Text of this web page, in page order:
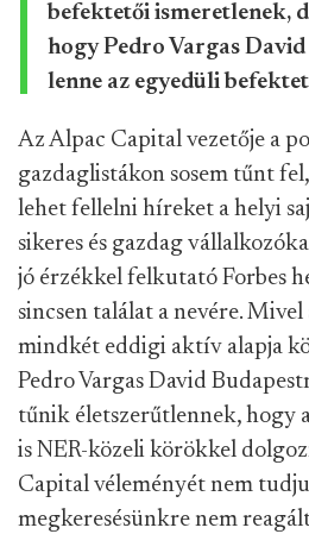
befektetői ismeretlenek,
hogy Pedro Vargas
lenne az egyedüli
Az Alpac Capital vezetője a
gazdaglistákon sosem tűnt
lehet fellelni híreket a helyi
sikeres és gazdag
jó érzékkel felkutató Forbes
sincsen találat a nevére.
mindkét eddigi aktív alapja
Pedro Vargas David
tűnik életszerűtlennek, hogy
is NER-közeli körökkel
Capital véleményét nem
megkeresésünkre nem